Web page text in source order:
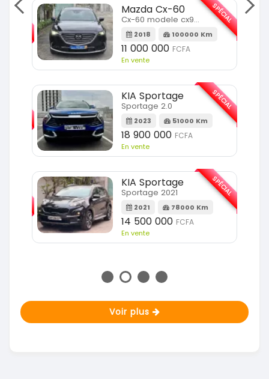
SPÉCIAL Mazda Cx-60
Cx-60 modele cx9 full option
2018 100000 Km
11 000 000 FCFA
En vente
SPÉCIAL
KIA Sportage
Sportage 2.0
2023 51000 Km
18 900 000 FCFA
En vente
SPÉCIAL
KIA Sportage
Sportage 2021
2021 78000 Km
14 500 000 FCFA
En vente
SPÉCIAL
Voir plus